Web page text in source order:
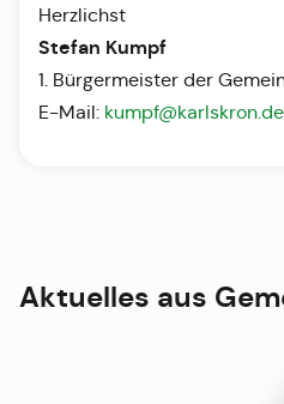
Herzlichst
Stefan Kumpf
1. Bürgermeister der
E-Mail: kumpf@karlskron.de
Aktuelles aus